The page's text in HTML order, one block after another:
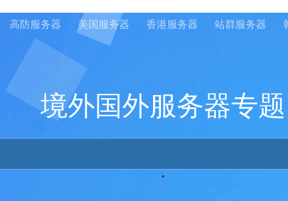
高防服务器 美国服务器 香港服务器 站群服务器
境外国外服务器专题